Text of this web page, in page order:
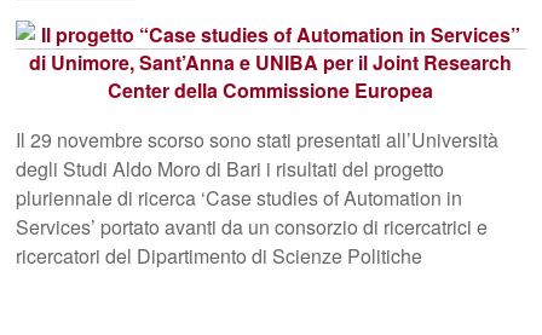
Il 29 novembre scorso sono stati presentati all’Università
degli Studi Aldo Moro di Bari i risultati del progetto
pluriennale di ricerca ‘Case studies of Automation in
Services’ portato avanti da un consorzio di ricercatrici e
ricercatori del Dipartimento di Scienze Politiche